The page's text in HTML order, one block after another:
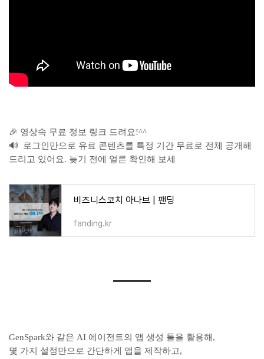
🎉 영상속 무료 정보 링크 드려요!^^
🔊 로그인만으로 유료 콘텐츠를 특정 기간 무료로 전체 공개해
드리고 있어요. 늦기 전에 얼른 확인해 보세
비즈니스코치 아나브 | 팬딩
fanding.kr
GenSpark와 같은 AI 에이전트의 앱 생성 툴을 활용해,
몇 가지 설정만으로 간단하게 앱을 제작하고,